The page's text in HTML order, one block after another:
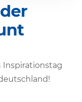
Inspi­ra­ti­onstag